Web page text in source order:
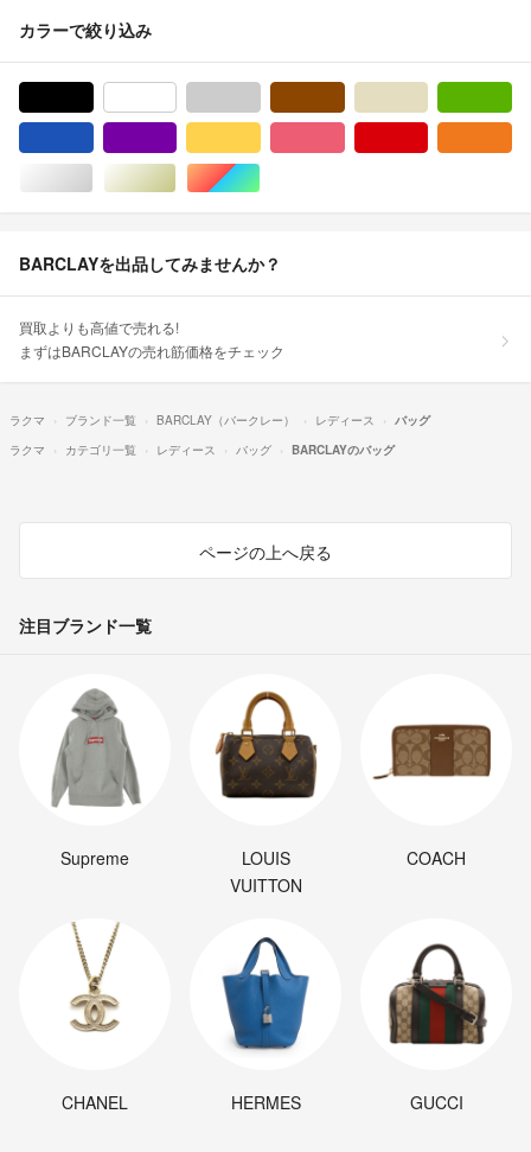
カラーで絞り込み
シルバー/銀色系ゴールド/金色系マルチカラー
BARCLAYを出品してみませんか？
買取よりも高値で売れる!
まずはBARCLAYの売れ筋価格をチェック
ラクマ ブランド一覧 BARCLAY（バークレー） レディース
バッグ
ラクマ
カテゴリ一覧 レディース バッグ BARCLAYのバッグ
ページの上へ戻る
注目ブランド一覧
Supreme
LOUIS
VUITTON
COACH
CHANEL HERMES GUCCI